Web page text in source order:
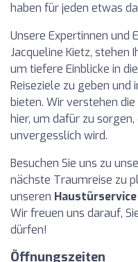
haben für jeden etwas
Unsere Expertinnen und
Jacqueline Kietz, stehen
um tiefere Einblicke in
Reiseziele zu geben
bieten. Wir verstehen
hier, um dafür zu
unvergesslich wird.
Besuchen Sie uns zu
nächste Traumreise zu
unseren Haustürservice
Wir freuen uns darauf,
dürfen!
Öffnungszeiten